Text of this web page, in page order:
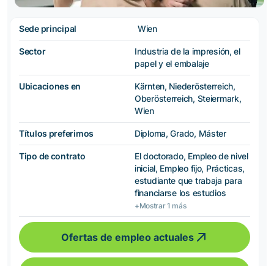
Sede principal Wien
Sector
Industria de la impresión, el
papel y el embalaje
Ubicaciones en
Kärnten, Niederösterreich,
Oberösterreich, Steiermark,
Wien
Títulos preferimos Diploma, Grado, Máster
Tipo de contrato
El doctorado, Empleo de nivel
inicial, Empleo fijo, Prácticas,
estudiante que trabaja para
financiarse los estudios
+Mostrar 1 más
Ofertas de empleo actuales